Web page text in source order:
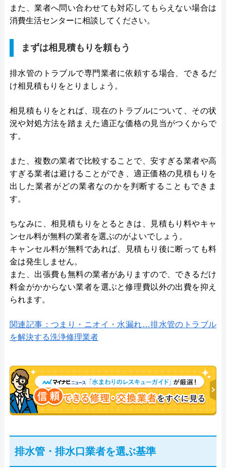
また、業者へ問い合わせても対応してもらえない場合は
消費生活センターに相談してください。
まずは相見積もりを頼もう
排水管のトラブルで専門業者に依頼する場合、できるだ
け相見積もりをとりましょう。
相見積もりをとれば、現在のトラブルについて、その状
況や対処方法を踏まえた適正な価格の見当がつくからで
す。
また、複数の業者で比較することで、安すぎる業者や高
すぎる業者は避けることができ、適正価格の見積もりを
出した業者がどの業者なのかを判断することもできま
す。
ちなみに、相見積もりをとるときは、見積もり料やキャ
ンセル料が無料の業者を選ぶのがよいでしょう。
キャンセル料が無料であれば、見積もり後に断っても料
金は発生しません。
また、出張費も無料の業者がありますので、できるだけ
料金がかからない業者を選ぶと修理費以外の出費を抑え
られます。
関連記事：つまり・ニオイ・水漏れ…排水管のトラブル
を解決する洗浄修理業者
排水管・排水口業者を選ぶ基準